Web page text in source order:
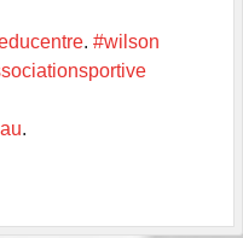
. #wilson
.